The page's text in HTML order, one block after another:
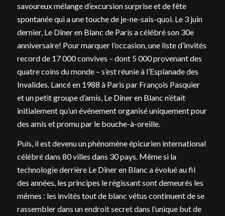
savoureux mélange d’excursion surprise et de fête
spontanée qui a une touche de je-ne-sais-quoi. Le 3 juin
dernier, Le Dîner en Blanc de Paris a célébré son 30e
anniversaire! Pour marquer l’occasion, une liste d’invités
record de 17 000 convives – dont 5 000 provenant des
quatre coins du monde – s’est réunie à l’Esplanade des
Invalides. Lancé en 1988 à Paris par François Pasquier
et un petit groupe d’amis, Le Dîner en Blanc n’était
initialement qu’un événement organisé uniquement pour
des amis et promu par le bouche-à-oreille.
Puis, il est devenu un phénomène épicurien international
célébré dans 80 villes dans 30 pays. Même si la
technologie derrière Le Dîner en Blanc a évolué au fil
des années, les principes le régissant sont demeurés les
mêmes : les invités tout de blanc vêtus continuent de se
rassembler dans un endroit secret dans l’unique but de